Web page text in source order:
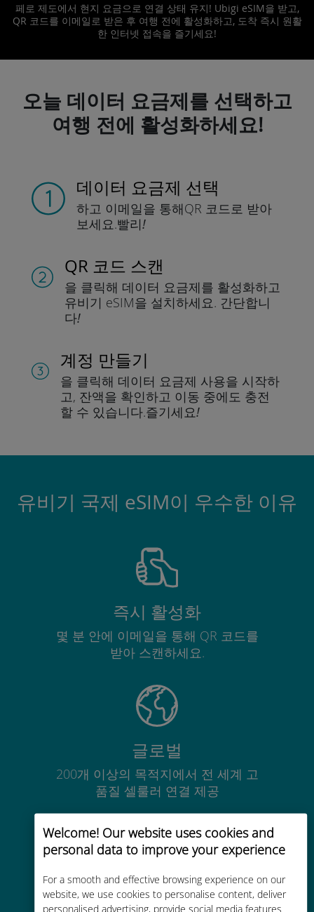
Welcome! Our website uses cookies and
personal data to improve your experience
For a smooth and effective browsing experience on our
website, we use cookies to personalise content, deliver
personalised advertising, provide social media features
페로 제도에서 현지 요금으로 연결 상태 유지! Ubigi eSIM을 받고,
QR 코드를 이메일로 받은 후 여행 전에 활성화하고, 도착 즉시 원활
한 인터넷 접속을 즐기세요!
오늘 데이터 요금제를 선택하고
여행 전에 활성화하세요!
데이터 요금제 선택
하고 이메일을 통해QR 코드로 받아
보세요.빨리!
QR 코드 스캔
을 클릭해 데이터 요금제를 활성화하고
유비기 eSIM을 설치하세요. 간단합니
다!
계정 만들기
을 클릭해 데이터 요금제 사용을 시작하
고, 잔액을 확인하고 이동 중에도 충전
할 수 있습니다.즐기세요!
유비기 국제 eSIM이 우수한 이유
즉시 활성화
몇 분 안에 이메일을 통해 QR 코드를
받아 스캔하세요.
글로벌
200개 이상의 목적지에서 전 세계 고
품질 셀룰러 연결 제공
비용 효율적